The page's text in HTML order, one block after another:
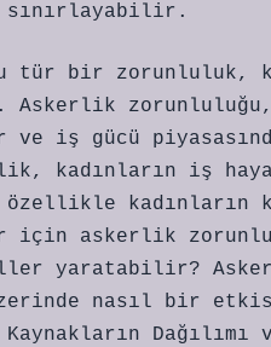
tür bir zorunluluk,
zorunluluğu,
ve iş gücü
kadınların iş
kadınların
için askerlik
yaratabilir?
nasıl bir
Dağılımı